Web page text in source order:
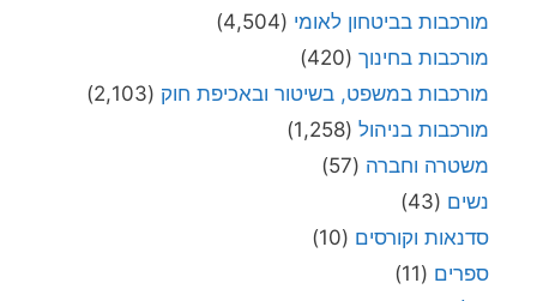
מורכבות בביטחון לאומי (4,504)
מורכבות בחינוך (420)
מורכבות במשפט, בשיטור ובאכיפת חוק (2,103)
מורכבות בניהול (1,258)
משטרה וחברה (57)
נשים (43)
סדנאות וקורסים (10)
ספרים (11)